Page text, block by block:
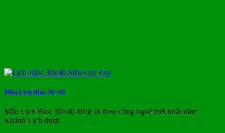
Mẫu Lịch Bloc 30×40
Mẫu Lịch Bloc 30×40 được in theo công nghệ mới nhất như:
Khánh Lịch được